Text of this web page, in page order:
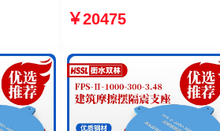
筑摩擦
3.48 建筑摩擦摆式减震支
￥20475